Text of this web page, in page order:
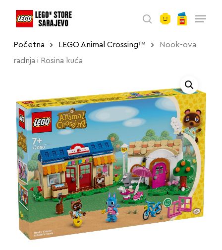
search
Početna LEGO Animal Crossing™ Nook-ova
radnja i Rosina kuća